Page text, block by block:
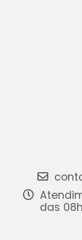
das